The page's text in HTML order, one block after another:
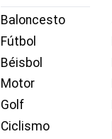
Baloncesto
Fútbol
Béisbol
Motor
Golf
Ciclismo